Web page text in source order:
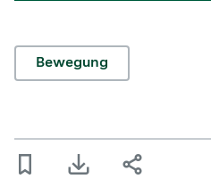
Bewegung